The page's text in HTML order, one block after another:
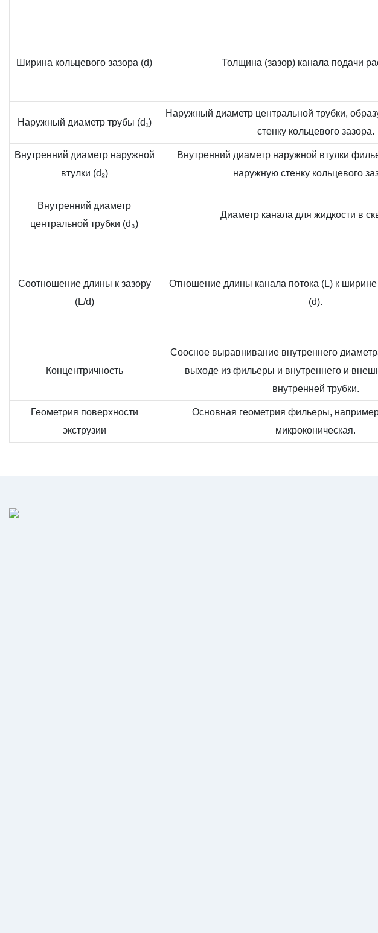
Ширина кольцевого зазора (d) Толщина (зазор) канала подачи
Наружный диаметр трубы (d₁)
Наружный диаметр центральной трубки,
стенку кольцевого зазора.
Внутренний диаметр наружной
втулки (d₂)
Внутренний диаметр наружной втулки
наружную стенку кольцевого
Внутренний диаметр
центральной трубки (d₃)
Диаметр канала для жидкости в
Соотношение длины к зазору
(L/d)
Отношение длины канала потока (L) к ширине
(d).
Концентричность
Соосное выравнивание внутреннего
выходе из фильеры и внутреннего и
внутренней трубки.
Геометрия поверхности
экструзии
Основная геометрия фильеры,
микроконическая.